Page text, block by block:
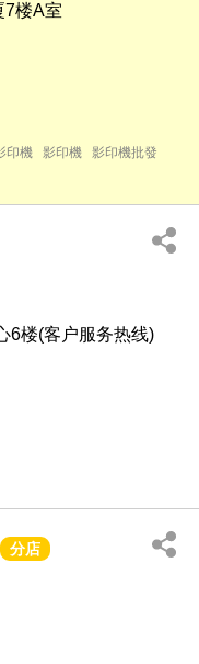
7楼A室
印機 影印機
影印機批發
6楼(客户服务热线)
分店